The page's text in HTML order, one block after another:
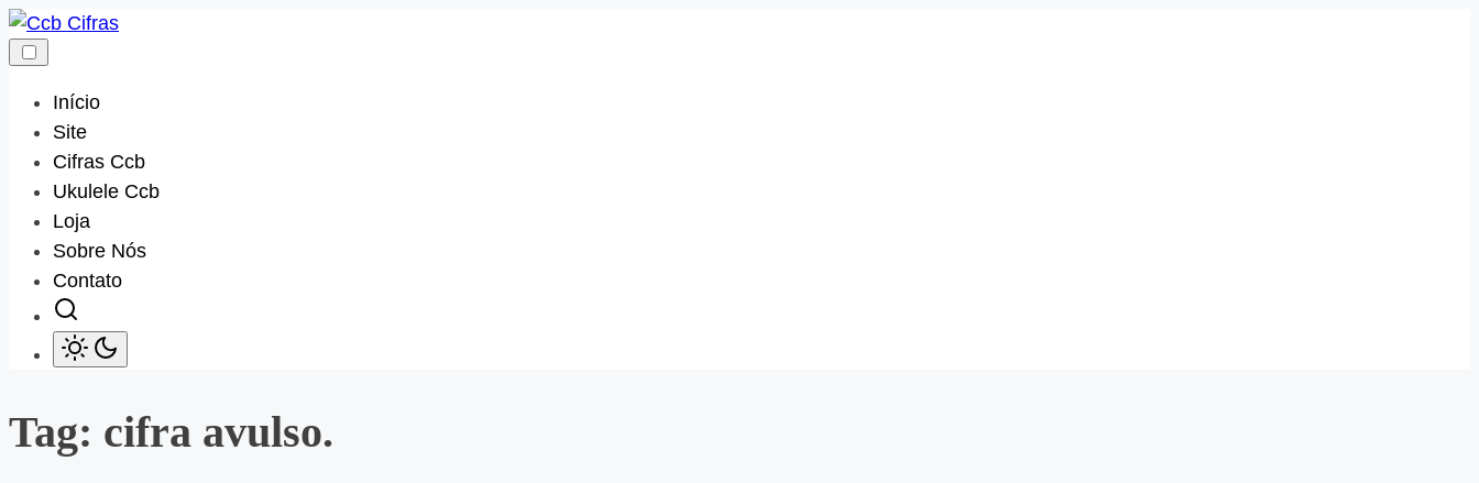
Skip
to
Início
Site
Cifras Ccb
Ukulele Ccb
Loja
Sobre Nós
Contato
Tag: cifra avulso.